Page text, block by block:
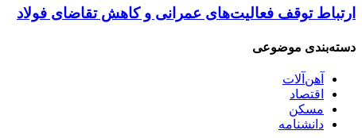
ارتباط توقف فعالیت‌های عمرانی و کاهش تقاضای فولاد
دسته‌بندی موضوعی
آهن‌آلات
اقتصاد
مسکن
دانشنامه